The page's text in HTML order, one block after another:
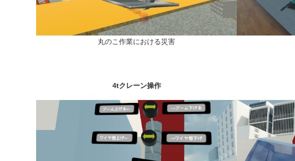
丸のこ作業における災害
4tクレーン操作